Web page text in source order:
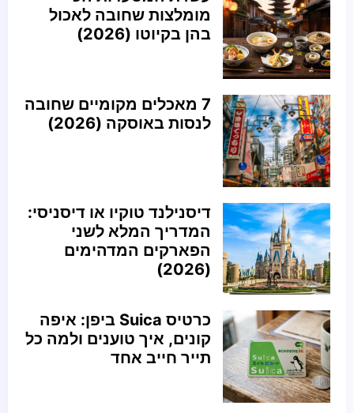
מומלצות שחובה לאכול
בהן בקיוטו (2026)
7 מאכלים מקומיים שחובה
לנסות באוסקה (2026)
דיסנילנד טוקיו או דיסניסי:
המדריך המלא לשני
הפארקים המדהימים
(2026)
כרטיס Suica ביפן: איפה
קונים, איך טוענים ולמה כל
תייר חייב אחד